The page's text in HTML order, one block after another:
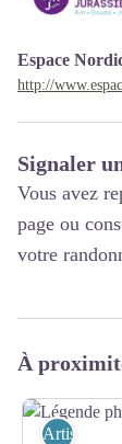
Espace
http://
Signaler
Vous avez
page ou
votre
À
Artisanat